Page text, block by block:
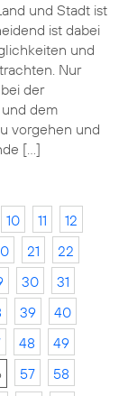
und Stadt ist
ist dabei
und
Nur
der
dem
vorgehen und
[…]
10 11
12
21
22
30
31
39
40
48
49
57
58